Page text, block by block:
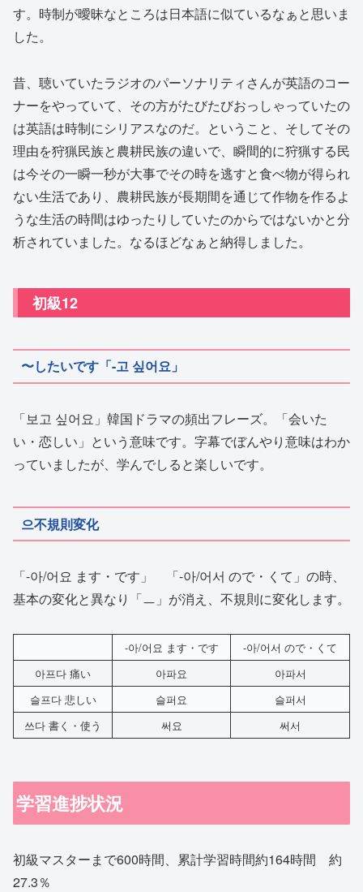
す。時制が曖昧なところは日本語に似ているなぁと思いま
した。
昔、聴いていたラジオのパーソナリティさんが英語のコー
ナーをやっていて、その方がたびたびおっしゃっていたの
は英語は時制にシリアスなのだ。ということ、そしてその
理由を狩猟民族と農耕民族の違いで、瞬間的に狩猟する民
は今その一瞬一秒が大事でその時を逃すと食べ物が得られ
ない生活であり、農耕民族が長期間を通じて作物を作るよ
うな生活の時間はゆったりしていたのからではないかと分
析されていました。なるほどなぁと納得しました。
初級12
〜したいです「-고 싶어요」
「보고 싶어요」韓国ドラマの頻出フレーズ。「会いた
い・恋しい」という意味です。字幕でぼんやり意味はわか
っていましたが、学んでしると楽しいです。
으不規則変化
「-아/어요 ます・です」 「-아/어서 ので・くて」の時、
基本の変化と異なり「ㅡ」が消え、不規則に変化します。
-아/어요 ます・です
-아/어서 ので・くて
아프다 痛い
아파요
아파서
슬프다 悲しい
슬퍼요
슬퍼서
쓰다 書く・使う
써요 써서
学習進捗状況
初級マスターまで600時間、累計学習時間約164時間 約
27.3％